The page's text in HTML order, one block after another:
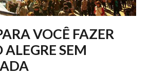
VOCÊ FAZER
ALEGRE SEM